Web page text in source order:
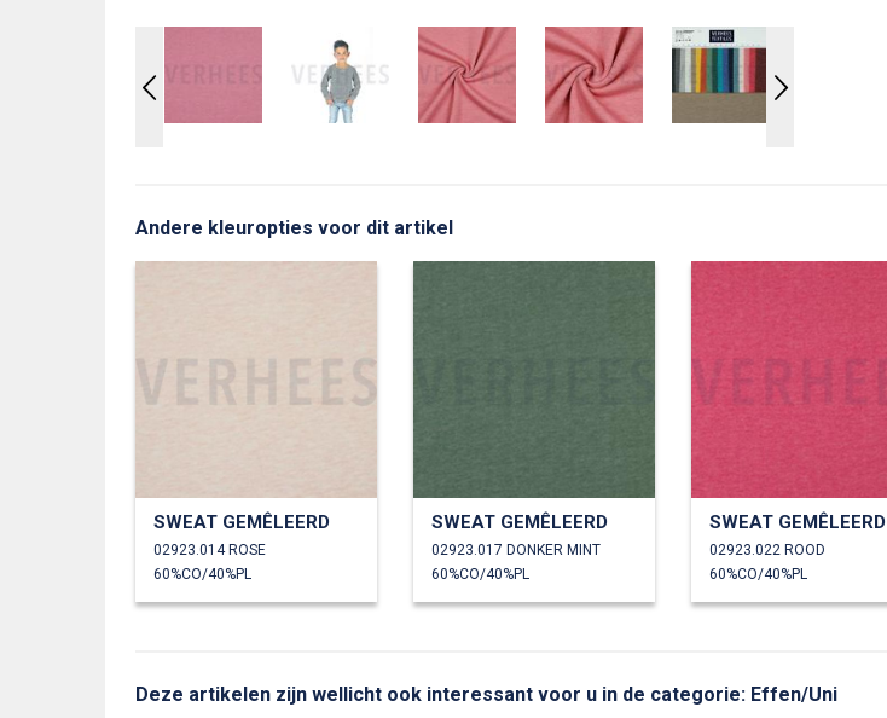
Andere kleuropties voor dit artikel
SWEAT GEMÊLEERD
02923.014 ROSE
60%CO/40%PL
SWEAT GEMÊLEERD
02923.017 DONKER MINT
60%CO/40%PL
SWEAT GEMÊLEERD
02923.022 ROOD
60%CO/40%PL
Deze artikelen zijn wellicht ook interessant voor u in de categorie: Effen/Uni